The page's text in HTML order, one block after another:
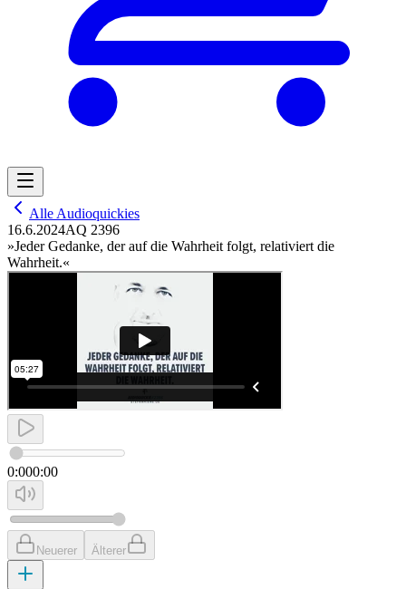
Alle Audioquickies
16.6.2024AQ 2396
»Jeder Gedanke, der auf die Wahrheit folgt, relativiert die
Wahrheit.«
0:000:00
Neuerer Älterer